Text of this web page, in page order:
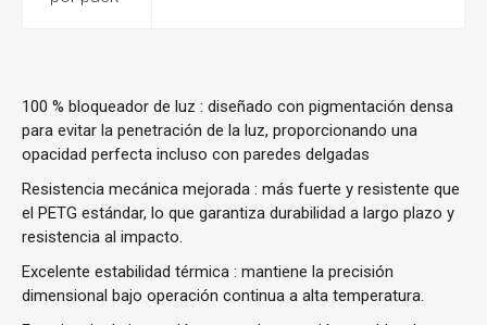
100 % bloqueador de luz : diseñado con pigmentación densa
para evitar la penetración de la luz, proporcionando una
opacidad perfecta incluso con paredes delgadas
Resistencia mecánica mejorada : más fuerte y resistente que
el PETG estándar, lo que garantiza durabilidad a largo plazo y
resistencia al impacto.
Excelente estabilidad térmica : mantiene la precisión
dimensional bajo operación continua a alta temperatura.